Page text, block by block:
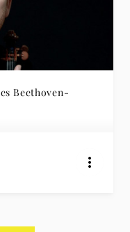
Beethoven-